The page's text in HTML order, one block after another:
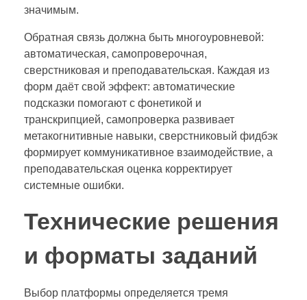
значимым.
Обратная связь должна быть многоуровневой:
автоматическая, самопроверочная,
сверстниковая и преподавательская. Каждая из
форм даёт свой эффект: автоматические
подсказки помогают с фонетикой и
транскрипцией, самопроверка развивает
метакогнитивные навыки, сверстниковый фидбэк
формирует коммуникативное взаимодействие, а
преподавательская оценка корректирует
системные ошибки.
Технические решения
и форматы заданий
Выбор платформы определяется тремя